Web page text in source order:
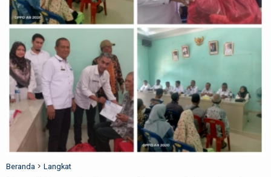
Beranda Langkat
EDUKASI
ADVETORIAL
REDAKSI